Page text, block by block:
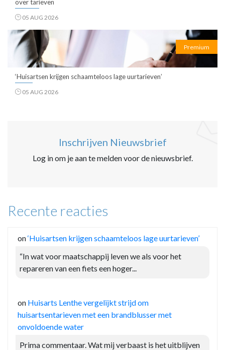
over tarieven
05 AUG 2026
Premium
‘Huisartsen krijgen schaamteloos lage uurtarieven’
05 AUG 2026
Inschrijven Nieuwsbrief
Log in om je aan te melden voor de nieuwsbrief.
Recente reacties
on‘Huisartsen krijgen schaamteloos lage uurtarieven’
“In wat voor maatschappij leven we als voor het
repareren van een fiets een hoger...
on Huisarts Lenthe vergelijkt strijd om
huisartsentarieven met een brandblusser met
onvoldoende water
Prima commentaar. Wat mij verbaast is het uitblijven